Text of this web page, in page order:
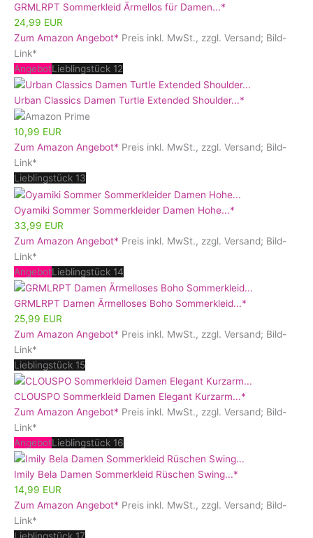
GRMLRPT Sommerkleid Ärmellos für Damen...*
24,99 EUR
Zum Amazon Angebot* Preis inkl. MwSt., zzgl. Versand; Bild-
Link*
AngebotLieblingstück 12
Urban Classics Damen Turtle Extended Shoulder...*
10,99 EUR
Zum Amazon Angebot* Preis inkl. MwSt., zzgl. Versand; Bild-
Link*
Lieblingstück 13
Oyamiki Sommer Sommerkleider Damen Hohe...*
33,99 EUR
Zum Amazon Angebot* Preis inkl. MwSt., zzgl. Versand; Bild-
Link*
AngebotLieblingstück 14
GRMLRPT Damen Ärmelloses Boho Sommerkleid...*
25,99 EUR
Zum Amazon Angebot* Preis inkl. MwSt., zzgl. Versand; Bild-
Link*
Lieblingstück 15
CLOUSPO Sommerkleid Damen Elegant Kurzarm...*
Zum Amazon Angebot* Preis inkl. MwSt., zzgl. Versand; Bild-
Link*
AngebotLieblingstück 16
Imily Bela Damen Sommerkleid Rüschen Swing...*
14,99 EUR
Zum Amazon Angebot* Preis inkl. MwSt., zzgl. Versand; Bild-
Link*